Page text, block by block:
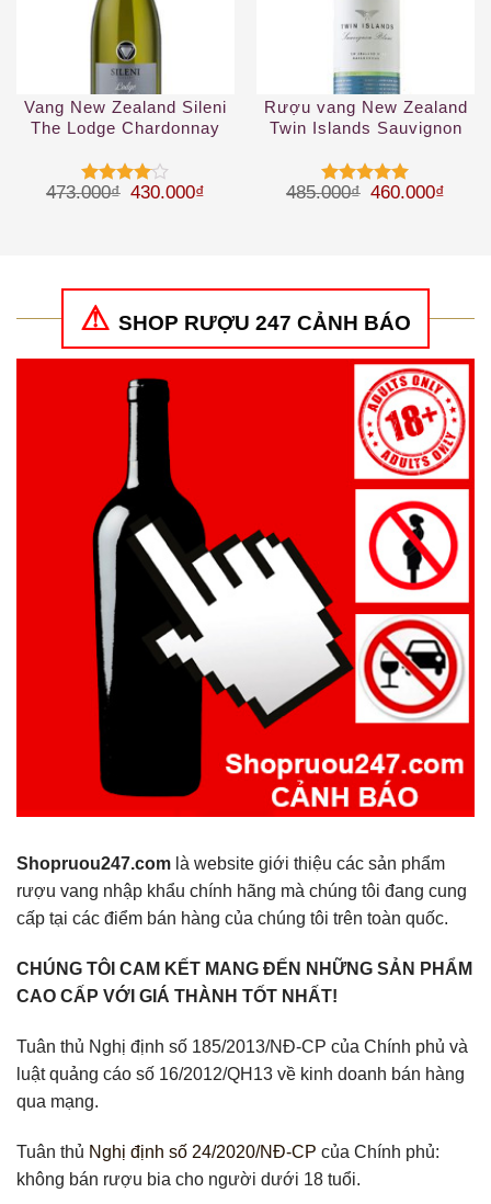
Vang New Zealand Sileni
The Lodge Chardonnay
Được
473.000₫ Giá gốc là: 473.000₫.
430.000₫ Giá hiện tại là: 430.000₫.
Rượu vang New Zealand
Twin Islands Sauvignon
Được xếp
485.000₫ Giá gốc là:
460.000₫
SHOP RƯỢU 247 CẢNH BÁO
Shopruou247.com là website giới thiệu các sản phẩm
rượu vang nhập khẩu chính hãng mà chúng tôi đang cung
cấp tại các điểm bán hàng của chúng tôi trên toàn quốc.
CHÚNG TÔI CAM KẾT MANG ĐẾN NHỮNG SẢN PHẨM
CAO CẤP VỚI GIÁ THÀNH TỐT NHẤT!
Tuân thủ Nghị định số 185/2013/NĐ-CP của Chính phủ và
luật quảng cáo số 16/2012/QH13 về kinh doanh bán hàng
qua mạng.
Tuân thủ Nghị định số 24/2020/NĐ-CP của Chính phủ:
không bán rượu bia cho người dưới 18 tuổi.